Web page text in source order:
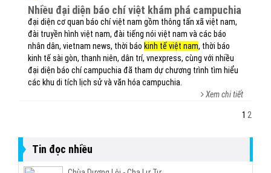
nhiều đại diện báo chí việt khám phá campuchia
đại diện cơ quan báo chí việt nam gồm thông tấn xã việt nam,
đài truyền hình việt nam, đài tiếng nói việt nam và các báo
nhân dân, vietnam news, thời báo kinh tế việt nam, thời báo
kinh tế sài gòn, thanh niên, dân trí, vnexpress, cùng với nhiều
đại diện báo chí campuchia đã tham dự chương trình tìm hiểu
các khu di tích lịch sử và văn hóa campuchia.
Xem chi tiết
1 2
Tin đọc nhiều